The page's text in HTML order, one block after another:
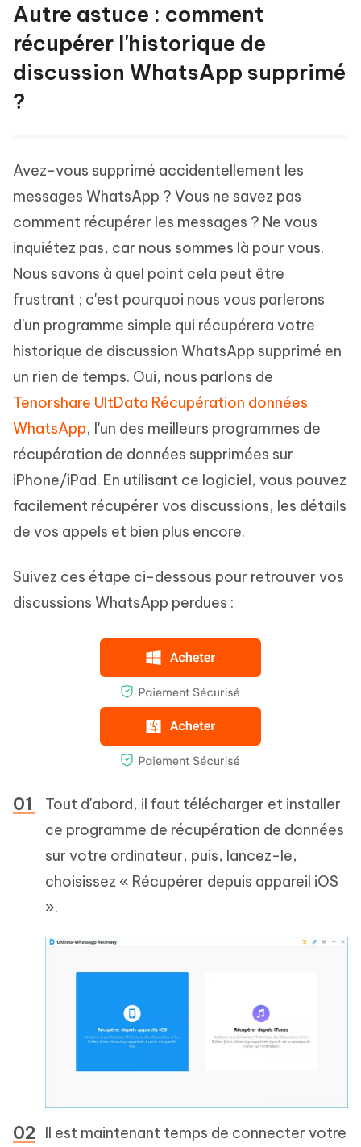
Autre astuce : comment
récupérer l'historique de
discussion WhatsApp supprimé
?
Avez-vous supprimé accidentellement les
messages WhatsApp ? Vous ne savez pas
comment récupérer les messages ? Ne vous
inquiétez pas, car nous sommes là pour vous.
Nous savons à quel point cela peut être
frustrant ; c'est pourquoi nous vous parlerons
d'un programme simple qui récupérera votre
historique de discussion WhatsApp supprimé en
un rien de temps. Oui, nous parlons de
Tenorshare UltData Récupération données
WhatsApp, l'un des meilleurs programmes de
récupération de données supprimées sur
iPhone/iPad. En utilisant ce logiciel, vous pouvez
facilement récupérer vos discussions, les détails
de vos appels et bien plus encore.
Suivez ces étape ci-dessous pour retrouver vos
discussions WhatsApp perdues :
Tout d'abord, il faut télécharger et installer
ce programme de récupération de données
sur votre ordinateur, puis, lancez-le,
choisissez « Récupérer depuis appareil iOS
».
Il est maintenant temps de connecter votre